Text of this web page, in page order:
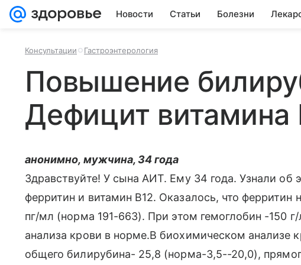
Новости Статьи Болезни
Консультации Гастроэнтерология
Повышение
Дефицит витамина
анонимно, мужчина, 34 года
Здравствуйте! У сына АИТ. Ему 34 года. Узнали об
ферритин и витамин В12. Оказалось, что ферритин
пг/мл (норма 191-663). При этом гемоглобин -150
анализа крови в норме.В биохимическом анализе
общего билирубина- 25,8 (норма-3,5--20,0),